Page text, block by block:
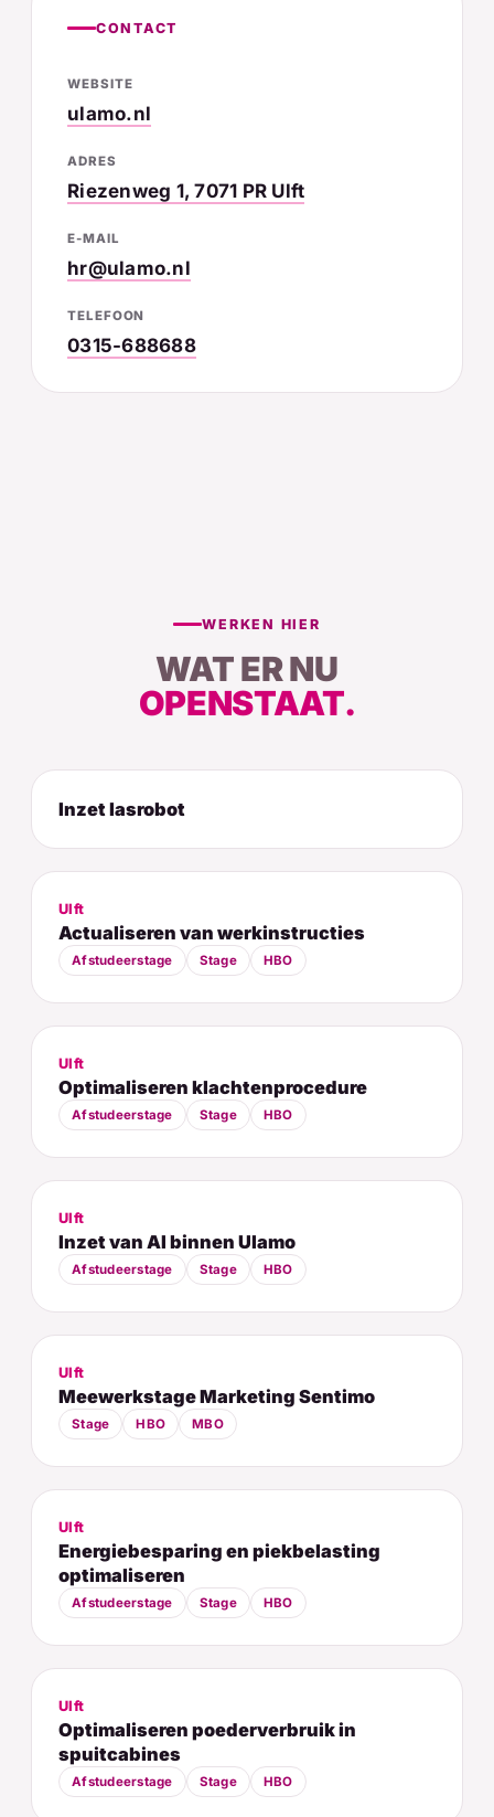
CONTACT
WEBSITE
ulamo.nl
ADRES
Riezenweg 1, 7071 PR Ulft
E-MAIL
hr@ulamo.nl
TELEFOON
0315-688688
WERKEN HIER
WAT ER NU
OPENSTAAT.
Inzet lasrobot
Ulft
Actualiseren van werkinstructies
Afstudeerstage Stage HBO
Ulft
Optimaliseren klachtenprocedure
Afstudeerstage Stage HBO
Ulft
Inzet van AI binnen Ulamo
Afstudeerstage Stage HBO
Ulft
Meewerkstage Marketing Sentimo
Stage HBO MBO
Ulft
Energiebesparing en piekbelasting
optimaliseren
Afstudeerstage Stage HBO
Ulft
Optimaliseren poederverbruik in
spuitcabines
Afstudeerstage Stage HBO